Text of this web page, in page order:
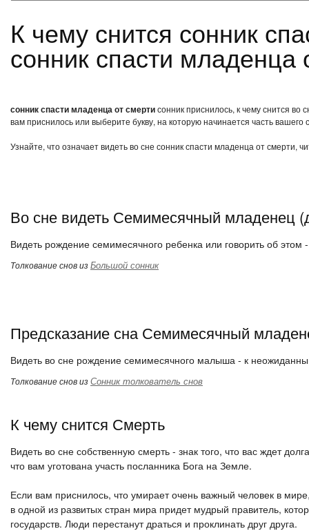
К чему снится сонник спасти младенца от смерти?
сонник спасти младенца
сонник спасти младенца от смертисонник приснилось, к чему снится во
вам приснилось или выберите букву, на которую начинается часть вашего
Узнайте, что означает видеть во сне сонник спасти младенца от смерти,
Во сне видеть Семимесячный младенец
Видеть рождение семимесячного ребенка или говорить об этом
Толкование снов изБольшой сонник
Предсказание сна Семимесячный
Видеть во сне рождение семимесячного малыша - к
Толкование снов изСонник толкователь снов
К чему снится Смерть
Видеть во сне собственную смерть - знак того, что вас ждет
что вам уготована участь посланника Бога на Земле.
Если вам приснилось, что умирает очень важный человек в
в одной из развитых стран мира придет мудрый правитель,
государств. Люди перестанут драться и проклинать друг друга.